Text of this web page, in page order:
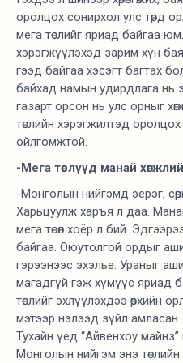
оролцох сонирхол улс төрд
мега төслийг яриад байгаа
хэрэгжүүлэхэд зарим хүн
гээд байгаа хэсэгт багтах
байхад намын удирдлага нь
газарт орсон нь улс орныг
төслийн хэрэгжилтэд
ойлгомжтой.
-Мега төслүүд манай
-Монголын нийгэмд эерэг,
Харьцуулж харъя л даа.
мега төсөл хоёр л бий. Эдгээрээс
байгаа. Оюутолгой ордыг
гэрээнээс эхэлье. Ураныг
магадгүй гэж хүмүүс яриад
төслийг эхлүүлэхдээ өрхийн
мэтээр нэлээд зүйл амласан.
Тухайн үед “Айвенхоу майнз”
Монголын нийгэм энэ